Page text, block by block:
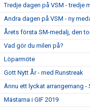
Tredje dagen på VSM - tredje
Andra dagen på VSM - ny
Årets första SM-medalj, den
Vad gör du milen på?
Löparmöte
Gott Nytt År - med Runstreak
Ännu ett lyckat arrangemang -
Mästarna i GIF 2019